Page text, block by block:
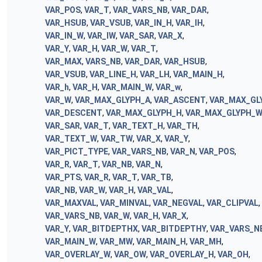
VAR_POS, VAR_T, VAR_VARS_NB, VAR_DAR,
VAR_HSUB, VAR_VSUB, VAR_IN_H, VAR_IH,
VAR_IN_W, VAR_IW, VAR_SAR, VAR_X,
VAR_Y, VAR_H, VAR_W, VAR_T,
VAR_MAX, VARS_NB, VAR_DAR, VAR_HSUB,
VAR_VSUB, VAR_LINE_H, VAR_LH, VAR_MAIN_H,
VAR_h, VAR_H, VAR_MAIN_W, VAR_w,
VAR_W, VAR_MAX_GLYPH_A, VAR_ASCENT,
VAR_DESCENT, VAR_MAX_GLYPH_H, VAR_MAX_GLYPH_W
VAR_SAR, VAR_T, VAR_TEXT_H, VAR_TH,
VAR_TEXT_W, VAR_TW, VAR_X, VAR_Y,
VAR_PICT_TYPE, VAR_VARS_NB, VAR_N, VAR_POS,
VAR_R, VAR_T, VAR_NB, VAR_N,
VAR_PTS, VAR_R, VAR_T, VAR_TB,
VAR_NB, VAR_W, VAR_H, VAR_VAL,
VAR_MAXVAL, VAR_MINVAL, VAR_NEGVAL, VAR_CLIPVAL,
VAR_VARS_NB, VAR_W, VAR_H, VAR_X,
VAR_Y, VAR_BITDEPTHX, VAR_BITDEPTHY,
VAR_MAIN_W, VAR_MW, VAR_MAIN_H, VAR_MH,
VAR_OVERLAY_W, VAR_OW, VAR_OVERLAY_H, VAR_OH,